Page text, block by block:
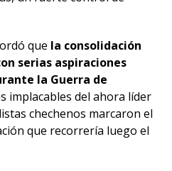
que la consolidación
serias aspiraciones
la Guerra de
implacables del ahora líder
chechenos marcaron el
que recorrería luego el